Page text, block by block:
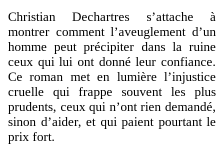
Christian Dechartres s’attache à
montrer comment l’aveuglement d’un
homme peut précipiter dans la ruine
ceux qui lui ont donné leur confiance.
Ce roman met en lumière l’injustice
cruelle qui frappe souvent les plus
prudents, ceux qui n’ont rien demandé,
sinon d’aider, et qui paient pourtant le
prix fort.